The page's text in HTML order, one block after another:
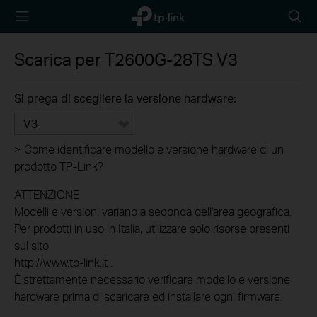
TP-Link,
Reliably
icon
Scarica perT2600G-28TS V3
Si prega di scegliere la versione hardware:
V3
> Come identificare modello e versione hardware di un
prodotto TP-Link?
ATTENZIONE
Modelli e versioni variano a seconda dell'area geografica.
Per prodotti in uso in Italia, utilizzare solo risorse presenti
sul sito
http://www.tp-link.it .
È strettamente necessario verificare modello e versione
hardware prima di scaricare ed installare ogni firmware.